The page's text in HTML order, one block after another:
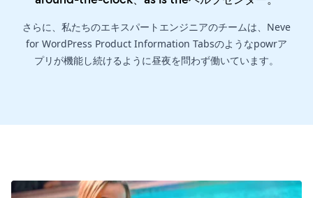
さらに、私たちのエキスパートエンジニアのチームは、Neve
for WordPress Product Information Tabsのようなpowrア
プリが機能し続けるように昼夜を問わず働いています。